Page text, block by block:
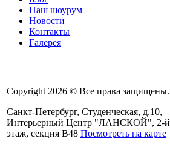
Наш шоурум
Новости
Контакты
Галерея
Copyright 2026 © Все права защищены.
Санкт-Петербург, Студенческая, д.10,
Интерьерный Центр "ЛАНСКОЙ", 2-й
этаж, секция В48 Посмотреть на карте